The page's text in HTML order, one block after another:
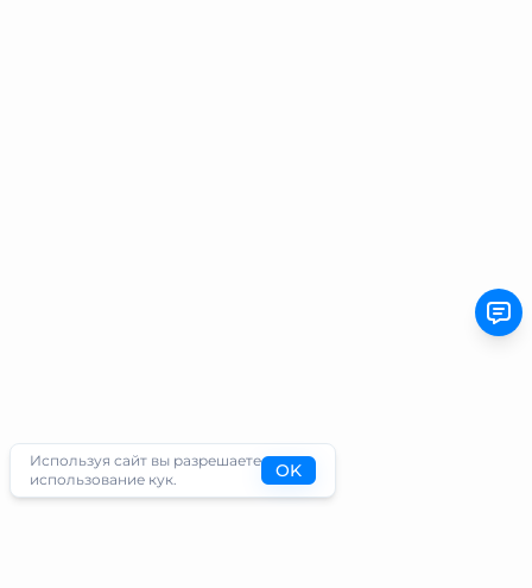
Используя сайт вы разрешаете
использование кук.
OK